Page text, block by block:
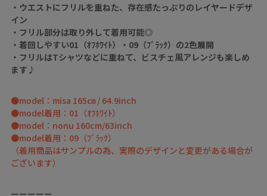
・ウエストにフリルを重ねた、存在感たっぷりのレイヤードデザ
イン
・フリル部分は取り外して着用可能◎
・着回しやすい01（ｵﾌﾎﾜｲﾄ）・09（ﾌﾞﾗｯｸ）の2色展開
・フリルはTシャツなどに重ねて、ビスチェ風アレンジも楽しめ
ます♪
●model：misa 165㎝ / 64.9inch
●model着用：01（ｵﾌﾎﾜｲﾄ）
●model：nonu 160cm/63inch
●model着用：09（ﾌﾞﾗｯｸ）
（着用商品はサンプルの為、実際のデザインと変更がある場合が
ございます）
ーーーーー